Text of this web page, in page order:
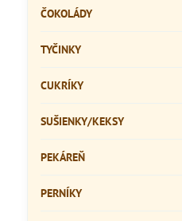
ČOKOLÁDY
TYČINKY
CUKRÍKY
SUŠIENKY/KEKSY
PEKÁREŇ
PERNÍKY